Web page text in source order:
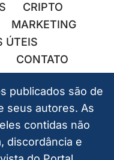
CRIPTO
MARKETING
ÚTEIS
CONTATO
publicados são de
seus autores. As
contidas não
discordância e